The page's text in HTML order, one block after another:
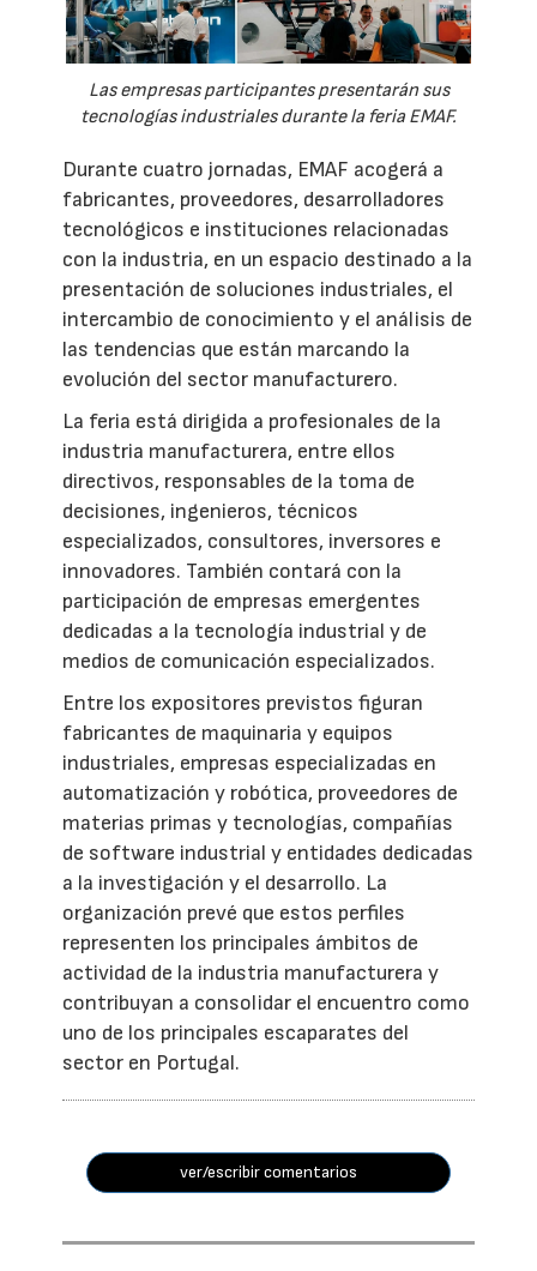
Las empresas participantes presentarán sus
tecnologías industriales durante la feria EMAF.
Durante cuatro jornadas, EMAF acogerá a
fabricantes, proveedores, desarrolladores
tecnológicos e instituciones relacionadas
con la industria, en un espacio destinado a la
presentación de soluciones industriales, el
intercambio de conocimiento y el análisis de
las tendencias que están marcando la
evolución del sector manufacturero.
La feria está dirigida a profesionales de la
industria manufacturera, entre ellos
directivos, responsables de la toma de
decisiones, ingenieros, técnicos
especializados, consultores, inversores e
innovadores. También contará con la
participación de empresas emergentes
dedicadas a la tecnología industrial y de
medios de comunicación especializados.
Entre los expositores previstos figuran
fabricantes de maquinaria y equipos
industriales, empresas especializadas en
automatización y robótica, proveedores de
materias primas y tecnologías, compañías
de software industrial y entidades dedicadas
a la investigación y el desarrollo. La
organización prevé que estos perfiles
representen los principales ámbitos de
actividad de la industria manufacturera y
contribuyan a consolidar el encuentro como
uno de los principales escaparates del
sector en Portugal.
ver/escribir comentarios